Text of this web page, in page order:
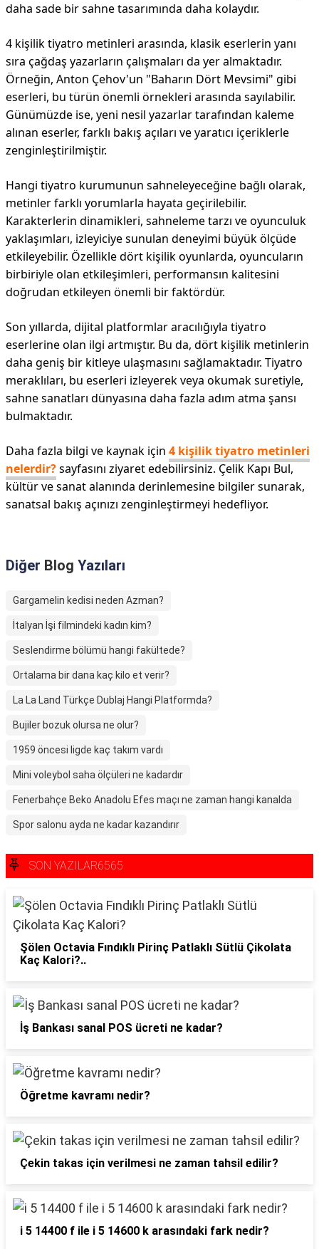
daha sade bir sahne tasarımında daha kolaydır.
4 kişilik tiyatro metinleri arasında, klasik eserlerin yanı
sıra çağdaş yazarların çalışmaları da yer almaktadır.
Örneğin, Anton Çehov'un "Baharın Dört Mevsimi" gibi
eserleri, bu türün önemli örnekleri arasında sayılabilir.
Günümüzde ise, yeni nesil yazarlar tarafından kaleme
alınan eserler, farklı bakış açıları ve yaratıcı içeriklerle
zenginleştirilmiştir.
Hangi tiyatro kurumunun sahneleyeceğine bağlı olarak,
metinler farklı yorumlarla hayata geçirilebilir.
Karakterlerin dinamikleri, sahneleme tarzı ve oyunculuk
yaklaşımları, izleyiciye sunulan deneyimi büyük ölçüde
etkileyebilir. Özellikle dört kişilik oyunlarda, oyuncuların
birbiriyle olan etkileşimleri, performansın kalitesini
doğrudan etkileyen önemli bir faktördür.
Son yıllarda, dijital platformlar aracılığıyla tiyatro
eserlerine olan ilgi artmıştır. Bu da, dört kişilik metinlerin
daha geniş bir kitleye ulaşmasını sağlamaktadır. Tiyatro
meraklıları, bu eserleri izleyerek veya okumak suretiyle,
sahne sanatları dünyasına daha fazla adım atma şansı
bulmaktadır.
Daha fazla bilgi ve kaynak için 4 kişilik tiyatro metinleri
nelerdir?sayfasını ziyaret edebilirsiniz. Çelik Kapı Bul,
kültür ve sanat alanında derinlemesine bilgiler sunarak,
sanatsal bakış açınızı zenginleştirmeyi hedefliyor.
Diğer Blog Yazıları
Gargamelin kedisi neden Azman?
İtalyan İşi filmindeki kadın kim?
Seslendirme bölümü hangi fakültede?
Ortalama bir dana kaç kilo et verir?
La La Land Türkçe Dublaj Hangi Platformda?
Bujiler bozuk olursa ne olur?
1959 öncesi ligde kaç takım vardı
Mini voleybol saha ölçüleri ne kadardır
Fenerbahçe Beko Anadolu Efes maçı ne zaman hangi kanalda
Spor salonu ayda ne kadar kazandırır
SON YAZILAR6565
Şölen Octavia Fındıklı Pirinç Patlaklı Sütlü Çikolata
Kaç Kalori?..
İş Bankası sanal POS ücreti ne kadar?
Öğretme kavramı nedir?
Çekin takas için verilmesi ne zaman tahsil edilir?
i 5 14400 f ile i 5 14600 k arasındaki fark nedir?